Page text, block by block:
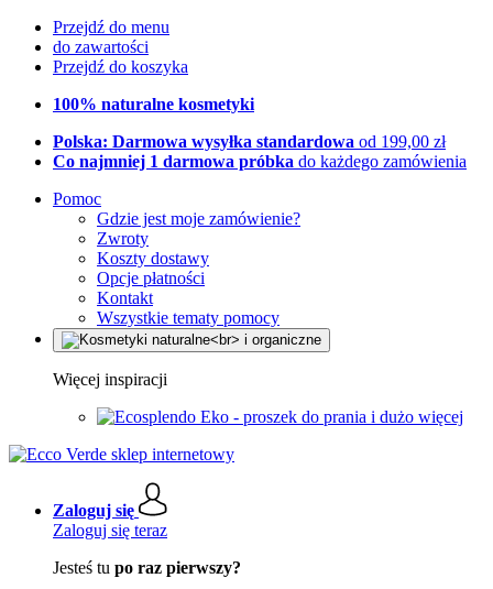
Przejdź do menu
do zawartości
Przejdź do koszyka
100% naturalne kosmetyki
Polska: Darmowa wysyłka standardowa od 199,00 zł
Co najmniej 1 darmowa próbka do każdego zamówienia
Pomoc
Gdzie jest moje zamówienie?
Zwroty
Koszty dostawy
Opcje płatności
Kontakt
Wszystkie tematy pomocy
Więcej inspiracji
Eko - proszek do prania i dużo więcej
Zaloguj się
Zaloguj się teraz
Jesteś tu po raz pierwszy?